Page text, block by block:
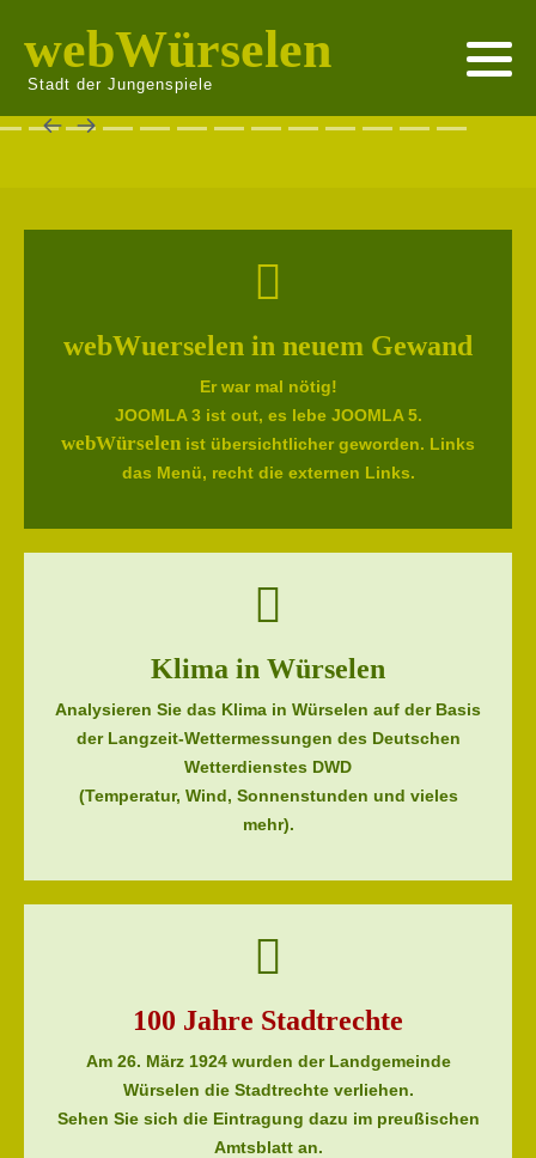
webWürselen
Stadt der Jungenspiele
webWuerselen in neuem Gewand
Er war mal nötig!
JOOMLA 3 ist out, es lebe JOOMLA 5.
webWürselen ist übersichtlicher geworden. Links
das Menü, recht die externen Links.
Klima in Würselen
Analysieren Sie das Klima in Würselen auf der Basis
der Langzeit-Wettermessungen des Deutschen
Wetterdienstes DWD
(Temperatur, Wind, Sonnenstunden und vieles
mehr).
100 Jahre Stadtrechte
Am 26. März 1924 wurden der Landgemeinde
Würselen die Stadtrechte verliehen.
Sehen Sie sich die Eintragung dazu im preußischen
Amtsblatt an.